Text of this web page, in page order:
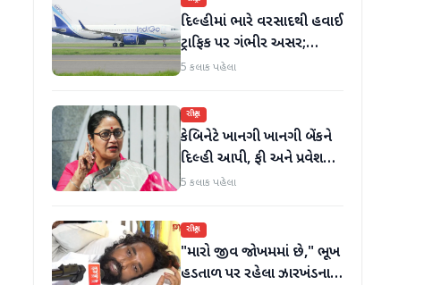
દિલ્હીમાં ભારે વરસાદથી હવાઈ
ટ્રાફિક પર ગંભીર અસર;
ઈન્ડિગોએ મુસાફરો માટે
5 કલાક પહેલા
રાષ્ટ્રીય
કેબિનેટે ખાનગી ખાનગી બેંકને
દિલ્હી આપી, ફી અને પ્રવેશ
માટે નવા નિયમો વિશે જાણો
5 કલાક પહેલા
રાષ્ટ્રીય
"મારો જીવ જોખમમાં છે," ભૂખ
હડતાળ પર રહેલા ઝારખંડના